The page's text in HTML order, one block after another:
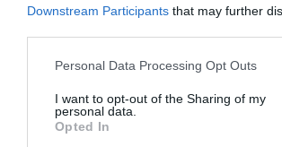
Downstream Participants that may further
Please note that this website/app uses one
not limited to your visit or usage behaviour.
grant or deny consent to Google and its
use your data for below specified purposes
Personal Data Processing Opt Outs
I want to opt-out of the Sharing of my
personal data.
Opted In